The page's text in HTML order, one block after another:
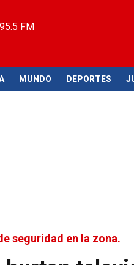
95.5 FM
MUNDO DEPORTES
seguridad en la zona.